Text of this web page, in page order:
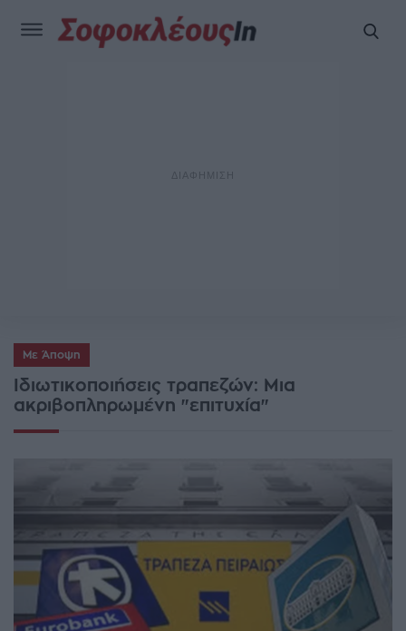
Με Άποψη
Ιδιωτικοποιήσεις τραπεζών: Μια
ακριβοπληρωμένη "επιτυχία"